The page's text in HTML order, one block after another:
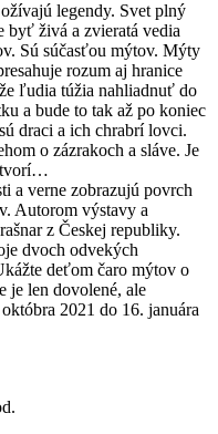
legendy. Svet plný
byť živá a zvieratá vedia
Sú súčasťou mýtov. Mýty
rozum aj hranice
ľudia túžia nahliadnuť do
a bude to tak až po koniec
draci a ich chrabrí lovci.
o zázrakoch a sláve. Je
tvorí…
a verne zobrazujú povrch
Autorom výstavy a
z Českej republiky.
dvoch odvekých
deťom čaro mýtov o
je len dovolené, ale
2021 do 16. januára